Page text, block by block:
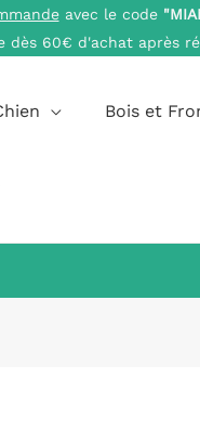
avec le code
dès 60€ d'achat après
Bois et